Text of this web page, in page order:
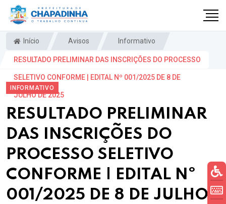
Início Avisos Informativo
RESULTADO PRELIMINAR DAS INSCRIÇÕES DO PROCESSO
SELETIVO CONFORME | EDITAL Nº 001/2025 DE 8 DE
JULHO DE 2025
INFORMATIVO
RESULTADO PRELIMINAR
DAS INSCRIÇÕES DO
PROCESSO SELETIVO
CONFORME | EDITAL Nº
001/2025 DE 8 DE JULHO